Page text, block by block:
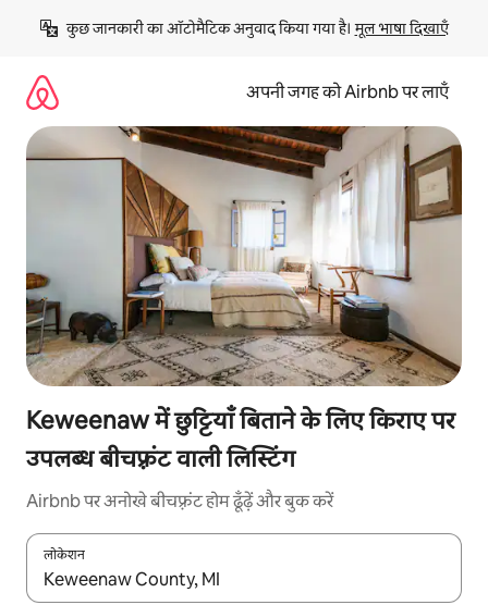
छोड़कर
कॉन्टेंट
कुछ जानकारी का ऑटोमैटिक अनुवाद किया गया है। मूल भाषा दिखाएँ
अपनी जगह को Airbnb पर लाएँ
Keweenaw में छुट्टियाँ बिताने के लिए किराए पर
उपलब्ध बीचफ़्रंट वाली लिस्टिंग
Airbnb पर अनोखे बीचफ़्रंट होम ढूँढ़ें और बुक करें
लोकेशन
नतीजों के उपलब्ध होने पर, अप और डाउन 'ऐरो की' का इस्तेमाल करके नेविगेट